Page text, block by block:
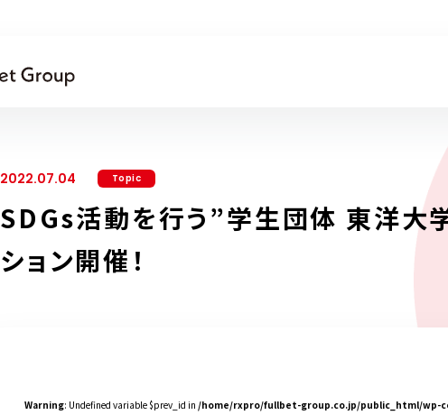
2022.07.04 Topic
SDGs活動を行う”学生団体 東洋大
ション開催！
Warning: Undefined variable $prev_id in /home/rxpro/fullbet-group.co.jp/public_html/